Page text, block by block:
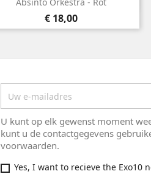
Prijs
€ 18,00
U kunt op elk gewenst moment
kunt u de contactgegevens
voorwaarden.
Yes, I want to recieve the Exo10